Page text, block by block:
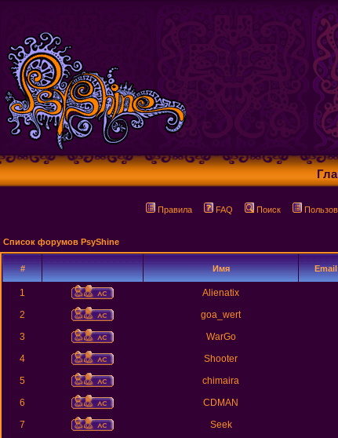
Правила FAQ Поиск
Список форумов PsyShine
# Имя Email
1 Alienatix
2
goa_wert
3
WarGo
4
Shooter
5
chimaira
6
CDMAN
7
Seek